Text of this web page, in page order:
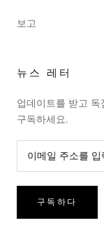
보고
뉴스 레터
업데이트를 받고
구독하세요.
구독하다